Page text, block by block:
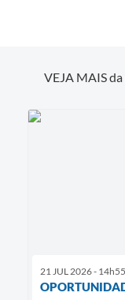
VEJA MAIS
21 JUL 2026 - 14h55